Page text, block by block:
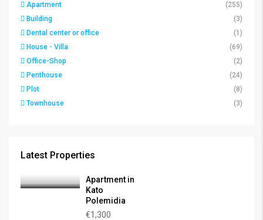
Apartment
(255)
Building
(3)
Dental center or office
(1)
House - Villa
(69)
Office-Shop
(2)
Penthouse
(24)
Plot
(8)
Townhouse
(3)
Latest Properties
Apartment in
Kato
Polemidia
€1,300